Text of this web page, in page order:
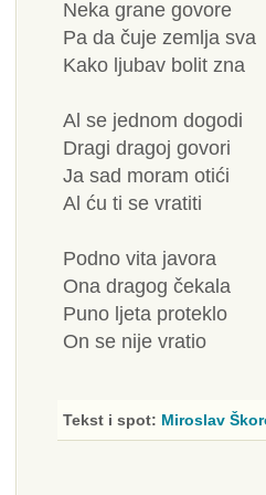
Neka grane govore
Pa da čuje zemlja sva
Kako ljubav bolit zna
Al se jednom dogodi
Dragi dragoj govori
Ja sad moram otići
Al ću ti se vratiti
Podno vita javora
Ona dragog čekala
Puno ljeta proteklo
On se nije vratio
Tekst i spot: Miroslav